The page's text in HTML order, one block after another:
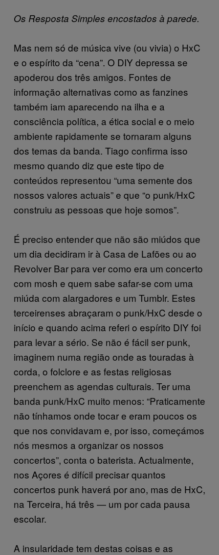
Os Resposta Simples encostados à parede.
Mas nem só de música vive (ou vivia) o HxC
e o espírito da “cena”. O DIY depressa se
apoderou dos três amigos. Fontes de
informação alternativas como as fanzines
também iam aparecendo na ilha e a
consciência política, a ética social e o meio
ambiente rapidamente se tornaram alguns
dos temas da banda. Tiago confirma isso
mesmo quando diz que este tipo de
conteúdos representou “uma semente dos
nossos valores actuais” e que “o punk/HxC
construiu as pessoas que hoje somos”.
É preciso entender que não são miúdos que
um dia decidiram ir à Casa de Lafões ou ao
Revolver Bar para ver como era um concerto
com mosh e quem sabe safar-se com uma
miúda com alargadores e um Tumblr. Estes
terceirenses abraçaram o punk/HxC desde o
início e quando acima referi o espírito DIY foi
para levar a sério. Se não é fácil ser punk,
imaginem numa região onde as touradas à
corda, o folclore e as festas religiosas
preenchem as agendas culturais. Ter uma
banda punk/HxC muito menos: “Praticamente
não tínhamos onde tocar e eram poucos os
que nos convidavam e, por isso, começámos
nós mesmos a organizar os nossos
concertos”, conta o baterista. Actualmente,
nos Açores é difícil precisar quantos
concertos punk haverá por ano, mas de HxC,
na Terceira, há três — um por cada pausa
escolar.
A insularidade tem destas coisas e as